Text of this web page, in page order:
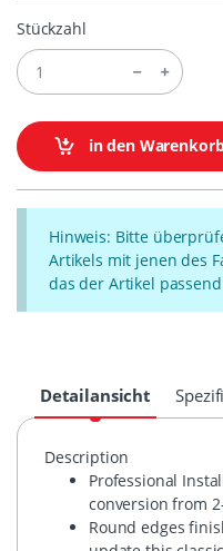
Stückzahl
in den
Hinweis: Bitte
Artikels mit jenen des
das der Artikel
Detailansicht
Description
Professional
conversion from
Round edges